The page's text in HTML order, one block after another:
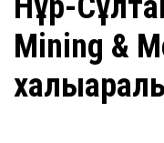
Mining &